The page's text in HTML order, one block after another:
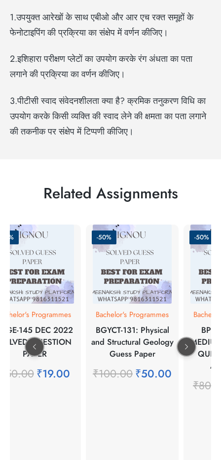
1.उपयुक्त आरेखों के साथ एबीओ और आर एच रक्त समूहों के
फेनोटाइपिंग की प्रक्रिया का संक्षेप में वर्णन कीजिए।
2.इशिहारा परीक्षण प्लेटों का उपयोग करके रंग अंधता का पता
लगाने की प्रक्रिया का वर्णन कीजिए।
3.पीटीसी स्वाद संवेदनशीलता क्या है? क्रमिक तनुकरण विधि का
उपयोग करके किसी व्यक्ति की स्वाद लेने की क्षमता का पता लगाने
की तकनीक पर संक्षेप में टिप्पणी कीजिए।
Related Assignments
Programmes
145 DEC 2022
QUESTION
PAPER
50.00 ₹19.00
-50%
Bachelor's Programmes
BGYCT-131: Physical
and Structural Geology
Guess Paper
₹100.00₹50.00
-50%
₹